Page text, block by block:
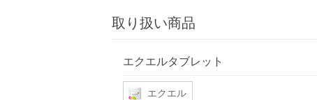
取り扱い商品
エクエルタブレット
エクエル